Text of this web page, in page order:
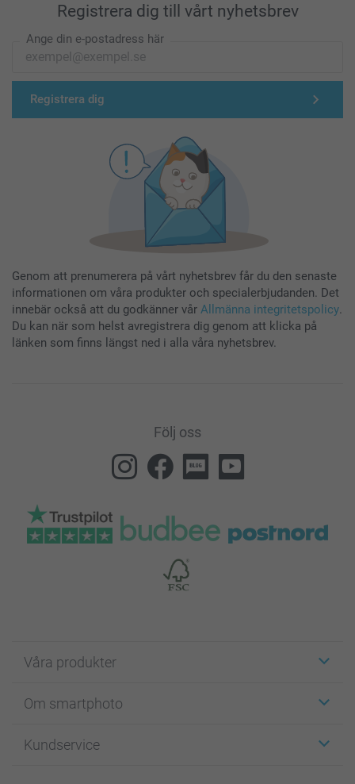
Registrera dig till vårt nyhetsbrev
Ange din e-postadress här
Registrera dig
Genom att prenumerera på vårt nyhetsbrev får du den senaste
informationen om våra produkter och specialerbjudanden. Det
innebär också att du godkänner vår Allmänna integritetspolicy.
Du kan när som helst avregistrera dig genom att klicka på
länken som finns längst ned i alla våra nyhetsbrev.
Följ oss
Våra produkter
Fotokort
Fotoböcker
Om smartphoto
För affiliates
Kundservice